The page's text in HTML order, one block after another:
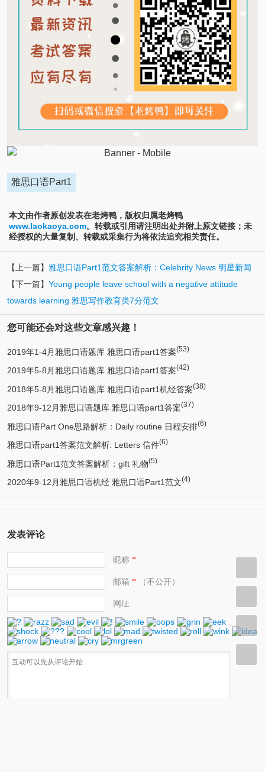
雅思口语Part1
本文由作者原创发表在老烤鸭，版权归属老烤鸭
www.laokaoya.com。转载或引用请注明出处并附上原文链接；未
经授权的大量复制、转载或采集行为将依法追究相关责任。
【上一篇】 雅思口语Part1范文答案解析：Celebrity News 明星新闻
【下一篇】 Young people leave school with a negative attitude
towards learning 雅思写作教育类7分范文
您可能还会对这些文章感兴趣！
2019年1-4月雅思口语题库 雅思口语part1答案(53)
2019年5-8月雅思口语题库 雅思口语part1答案(42)
2018年5-8月雅思口语题库 雅思口语part1机经答案(38)
2018年9-12月雅思口语题库 雅思口语part1答案(37)
雅思口语Part One思路解析：Daily routine 日程安排(6)
雅思口语part1答案范文解析: Letters 信件(6)
雅思口语Part1范文答案解析：gift 礼物(5)
2020年9-12月雅思口语机经 雅思口语Part1范文(4)
发表评论
昵称*
邮箱 *（不公开）
网址